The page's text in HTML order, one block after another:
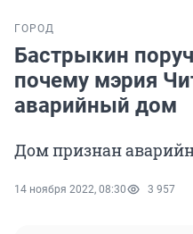
ГОРОД
Бастрыкин
почему мэрия
аварийный дом
Дом признан
14 ноября 2022, 08:30 3 957